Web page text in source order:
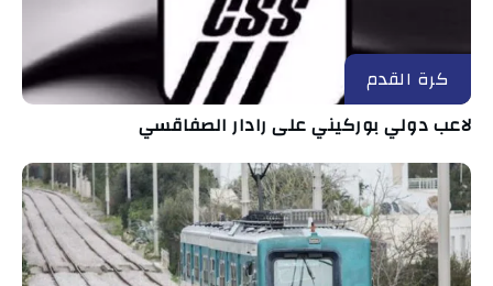
كرة القدم
لاعب دولي بوركيني على رادار الصفاقسي